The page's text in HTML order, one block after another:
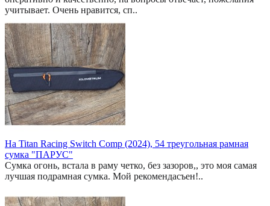
учитывает. Очень нравится, сп..
На Titan Racing Switch Comp (2024), 54 треугольная рамная
сумка "ПАРУС"
Сумка огонь, встала в раму четко, без зазоров,, это моя самая
лучшая подрамная сумка. Мой рекомендасъен!..